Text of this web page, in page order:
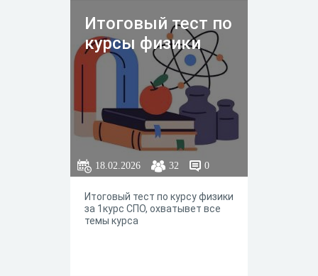
Итоговый тест по
курсы физики
18.02.2026 32 0
Итоговый тест по курсу физики
за 1курс СПО, охватывет все
темы курса